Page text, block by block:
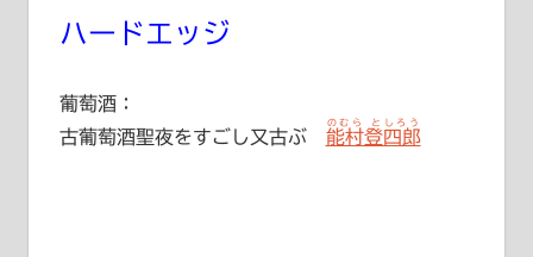
ハードエッジ
葡萄酒：
古葡萄酒聖夜をすごし又古ぶ 能村登四郎
のむら としろう